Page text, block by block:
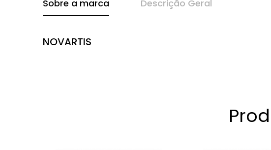
Sobre a marca Descrição Geral
NOVARTIS